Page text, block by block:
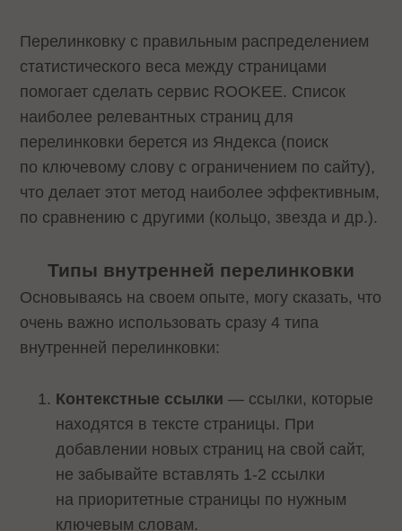
Перелинковку с правильным распределением
статистического веса между страницами
помогает сделать сервис ROOKEE. Список
наиболее релевантных страниц для
перелинковки берется из Яндекса (поиск
по ключевому слову с ограничением по сайту),
что делает этот метод наиболее эффективным,
по сравнению с другими (кольцо, звезда и др.).
Типы внутренней перелинковки
Основываясь на своем опыте, могу сказать, что
очень важно использовать сразу 4 типа
внутренней перелинковки:
Контекстные ссылки — ссылки, которые
находятся в тексте страницы. При
добавлении новых страниц на свой сайт,
не забывайте вставлять 1-2 ссылки
на приоритетные страницы по нужным
ключевым словам.